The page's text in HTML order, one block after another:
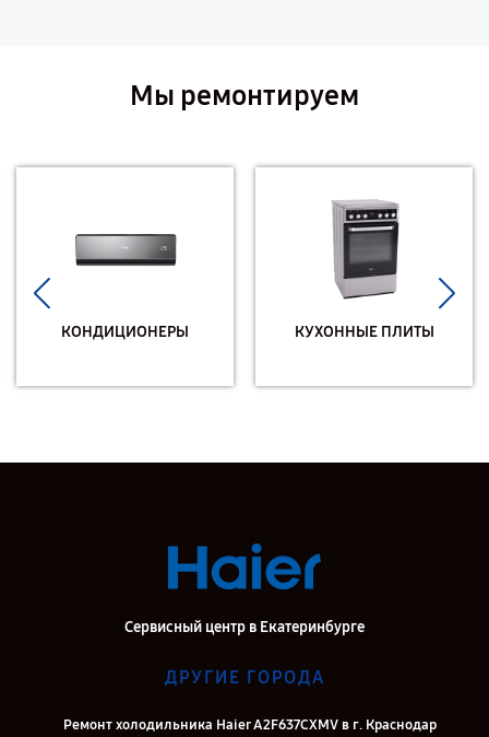
Мы ремонтируем
КОНДИЦИОНЕРЫ КУХОННЫЕ ПЛИТЫ
Сервисный центр в Екатеринбурге
ДРУГИЕ ГОРОДА
Ремонт холодильника Haier A2F637CXMV в г. Краснодар